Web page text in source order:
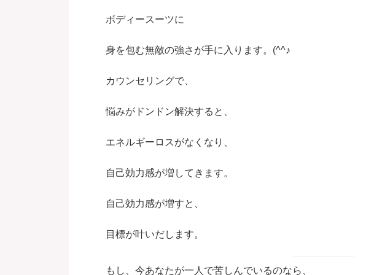
ボディースーツに
身を包む無敵の強さが手に入ります。(^^♪
カウンセリングで、
悩みがドンドン解決すると、
エネルギーロスがなくなり、
自己効力感が増してきます。
自己効力感が増すと、
目標が叶いだします。
もし、今あなたが一人で苦しんでいるのなら、